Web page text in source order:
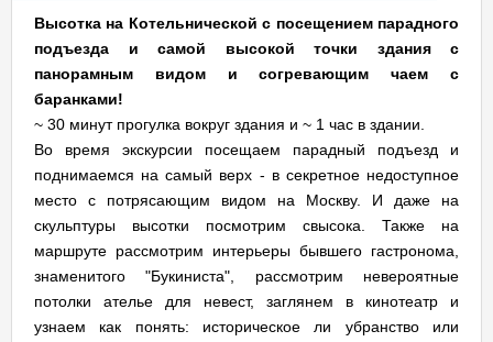
Высотка на Котельнической с посещением парадного
подъезда и самой высокой точки здания с
панорамным видом и согревающим чаем с
баранками!
~ 30 минут прогулка вокруг здания и ~ 1 час в здании.
Во время экскурсии посещаем парадный подъезд и
поднимаемся на самый верх - в секретное недоступное
место с потрясающим видом на Москву. И даже на
скульптуры высотки посмотрим свысока. Также на
маршруте рассмотрим интерьеры бывшего гастронома,
знаменитого "Букиниста", рассмотрим невероятные
потолки ателье для невест, заглянем в кинотеатр и
узнаем как понять: историческое ли убранство или